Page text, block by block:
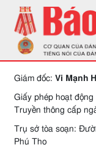
Giám đốc: Vi Mạnh
Giấy phép hoạt
Truyền thông cấp
Trụ sở tòa soạn:
Phú Thọ